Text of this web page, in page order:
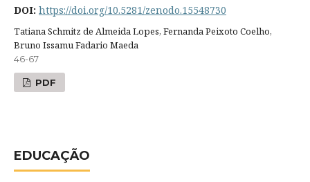
DOI: https://doi.org/10.5281/zenodo.15548730
Tatiana Schmitz de Almeida Lopes, Fernanda Peixoto Coelho,
Bruno Issamu Fadario Maeda
46-67
PDF
EDUCAÇÃO